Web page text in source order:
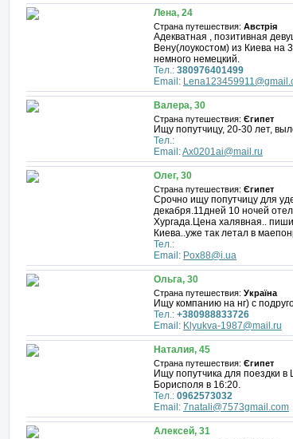
Лена, 24
Страна путешествия: Австрія
Адекватная , позитивная
Вену(лоукостом) из Киева на
немного немецкий.
Тел.: 380976401499
Email:
Валера, 30
Страна путешествия: Єгипет
Ищу попутчицу, 20-30 лет,
Тел.:
Email:Ax0201ai@mail.ru
Олег, 30
Страна путешествия: Єгипет
Срочно ищу попутчицу для
декабря.11дней 10 ночей
Хургада.Цена халявная..
Киева..уже так летал в
Тел.:
Email: Pox88@i.ua
Ольга, 30
Страна путешествия: Україна
Ищу компанию на нг) с
Тел.: +380988833726
Email: Klyukva-1987@mail.ru
Наталия, 45
Страна путешествия: Єгипет
Ищу попутчика для поездки
Борисполя в 16:20.
Тел.: 0962573032
Email: 7natali@7573gmail.com
Алексей, 31